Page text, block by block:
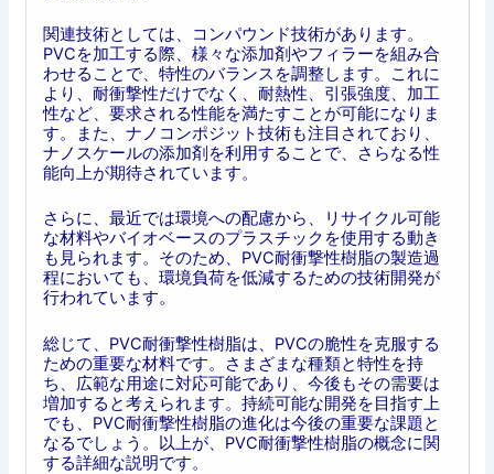
関連技術としては、コンパウンド技術があります。
PVCを加工する際、様々な添加剤やフィラーを組み合
わせることで、特性のバランスを調整します。これに
より、耐衝撃性だけでなく、耐熱性、引張強度、加工
性など、要求される性能を満たすことが可能になりま
す。また、ナノコンポジット技術も注目されており、
ナノスケールの添加剤を利用することで、さらなる性
能向上が期待されています。
さらに、最近では環境への配慮から、リサイクル可能
な材料やバイオベースのプラスチックを使用する動き
も見られます。そのため、PVC耐衝撃性樹脂の製造過
程においても、環境負荷を低減するための技術開発が
行われています。
総じて、PVC耐衝撃性樹脂は、PVCの脆性を克服する
ための重要な材料です。さまざまな種類と特性を持
ち、広範な用途に対応可能であり、今後もその需要は
増加すると考えられます。持続可能な開発を目指す上
でも、PVC耐衝撃性樹脂の進化は今後の重要な課題と
なるでしょう。以上が、PVC耐衝撃性樹脂の概念に関
する詳細な説明です。